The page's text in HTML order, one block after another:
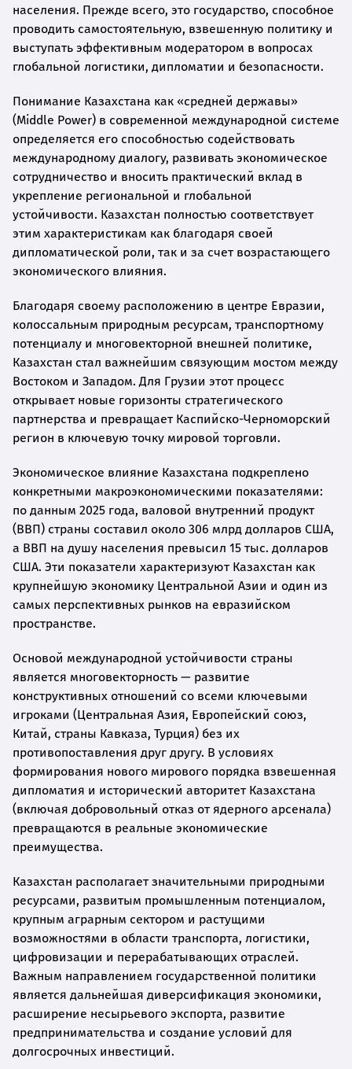
населения. Прежде всего, это государство, способное
проводить самостоятельную, взвешенную политику и
выступать эффективным модератором в вопросах
глобальной логистики, дипломатии и безопасности.
Понимание Казахстана как «средней державы»
(Middle Power) в современной международной системе
определяется его способностью содействовать
международному диалогу, развивать экономическое
сотрудничество и вносить практический вклад в
укрепление региональной и глобальной
устойчивости. Казахстан полностью соответствует
этим характеристикам как благодаря своей
дипломатической роли, так и за счет возрастающего
экономического влияния.
Благодаря своему расположению в центре Евразии,
колоссальным природным ресурсам, транспортному
потенциалу и многовекторной внешней политике,
Казахстан стал важнейшим связующим мостом между
Востоком и Западом. Для Грузии этот процесс
открывает новые горизонты стратегического
партнерства и превращает Каспийско-Черноморский
регион в ключевую точку мировой торговли.
Экономическое влияние Казахстана подкреплено
конкретными макроэкономическими показателями:
по данным 2025 года, валовой внутренний продукт
(ВВП) страны составил около 306 млрд долларов США,
а ВВП на душу населения превысил 15 тыс. долларов
США. Эти показатели характеризуют Казахстан как
крупнейшую экономику Центральной Азии и один из
самых перспективных рынков на евразийском
пространстве.
Основой международной устойчивости страны
является многовекторность — развитие
конструктивных отношений со всеми ключевыми
игроками (Центральная Азия, Европейский союз,
Китай, страны Кавказа, Турция) без их
противопоставления друг другу. В условиях
формирования нового мирового порядка взвешенная
дипломатия и исторический авторитет Казахстана
(включая добровольный отказ от ядерного арсенала)
превращаются в реальные экономические
преимущества.
Казахстан располагает значительными природными
ресурсами, развитым промышленным потенциалом,
крупным аграрным сектором и растущими
возможностями в области транспорта, логистики,
цифровизации и перерабатывающих отраслей.
Важным направлением государственной политики
является дальнейшая диверсификация экономики,
расширение несырьевого экспорта, развитие
предпринимательства и создание условий для
долгосрочных инвестиций.